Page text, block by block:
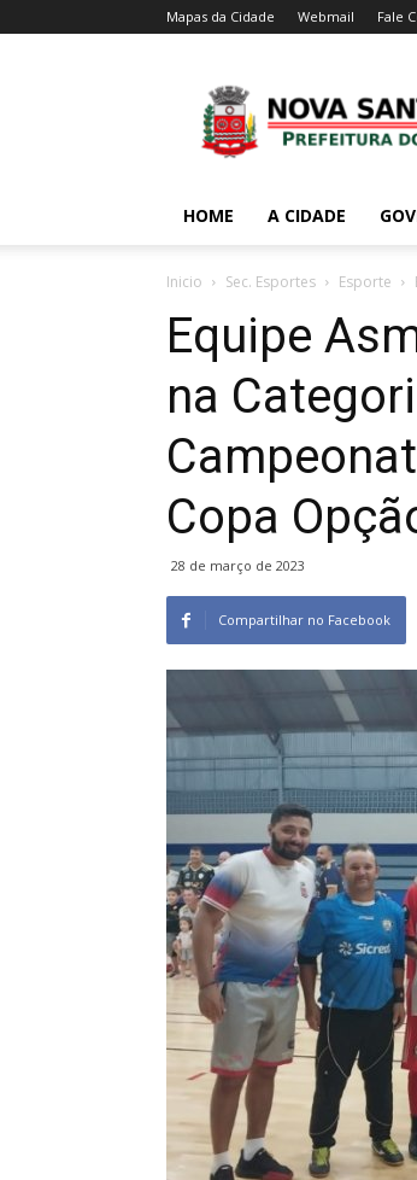
Mapas da Cidade Webmail Fale
HOME A CIDADE
Inicio Sec. Esportes Esporte
Equipe
na
Copa
28 de março de 2023
Compartilhar no Facebook